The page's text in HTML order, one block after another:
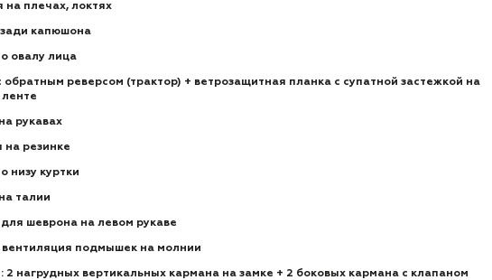
на плечах, локтях
капюшона
овалу лица
обратным реверсом (трактор) + ветрозащитная планка с супатной застежкой на
рукавах
на резинке
низу куртки
талии
для шеврона на левом рукаве
вентиляция подмышек на молнии
2 нагрудных вертикальных кармана на замке + 2 боковых кармана с клапаном